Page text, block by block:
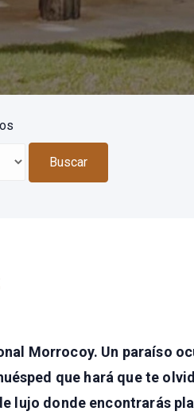
Morrocoy. Un paraíso
que hará que te
lujo donde encontrarás